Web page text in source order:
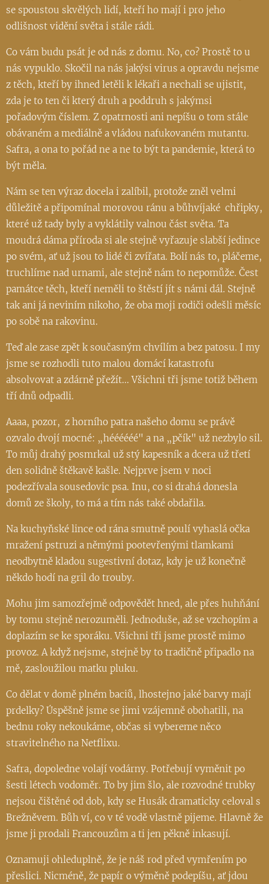
se spoustou skvělých lidí, kteří ho mají i pro jeho
odlišnost vidění světa i stále rádi.
Co vám budu psát je od nás z domu. No, co? Prostě to u
nás vypuklo. Skočil na nás jakýsi virus a opravdu nejsme
z těch, kteří by ihned letěli k lékaři a nechali se ujistit,
zda je to ten či který druh a poddruh s jakýmsi
pořadovým číslem. Z opatrnosti ani nepíšu o tom stále
obávaném a mediálně a vládou nafukovaném mutantu.
Safra, a ona to pořád ne a ne to být ta pandemie, která to
být měla.
Nám se ten výraz docela i zalíbil, protože zněl velmi
důležitě a připomínal morovou ránu a bůhvíjaké chřipky,
které už tady byly a vyklátily valnou část světa. Ta
moudrá dáma příroda si ale stejně vyřazuje slabší jedince
po svém, ať už jsou to lidé či zvířata. Bolí nás to, pláčeme,
truchlíme nad urnami, ale stejně nám to nepomůže. Čest
památce těch, kteří neměli to štěstí jít s námi dál. Stejně
tak ani já neviním nikoho, že oba moji rodiči odešli měsíc
po sobě na rakovinu.
Teď ale zase zpět k současným chvílím a bez patosu. I my
jsme se rozhodli tuto malou domácí katastrofu
absolvovat a zdárně přežít... Všichni tři jsme totiž během
tří dnů odpadli.
Aaaa, pozor, z horního patra našeho domu se právě
ozvalo dvojí mocné: „héééééé" a na „pčík" už nezbylo sil.
To můj drahý posmrkal už stý kapesník a dcera už třetí
den solidně štěkavě kašle. Nejprve jsem v noci
podezřívala sousedovic psa. Inu, co si drahá donesla
domů ze školy, to má a tím nás také obdařila.
Na kuchyňské lince od rána smutně poulí vyhaslá očka
mražení pstruzi a němými pootevřenými tlamkami
neodbytně kladou sugestivní dotaz, kdy je už konečně
někdo hodí na gril do trouby.
Mohu jim samozřejmě odpovědět hned, ale přes huhňání
by tomu stejně nerozuměli. Jednoduše, až se vzchopím a
doplazím se ke sporáku. Všichni tři jsme prostě mimo
provoz. A když nejsme, stejně by to tradičně připadlo na
mě, zasloužilou matku pluku.
Co dělat v domě plném baciů, lhostejno jaké barvy mají
prdelky? Úspěšně jsme se jimi vzájemně obohatili, na
bednu roky nekoukáme, občas si vybereme něco
stravitelného na Netflixu.
Safra, dopoledne volají vodárny. Potřebují vyměnit po
šesti létech vodoměr. To by jim šlo, ale rozvodné trubky
nejsou čištěné od dob, kdy se Husák dramaticky celoval s
Brežněvem. Bůh ví, co v té vodě vlastně pijeme. Hlavně že
jsme ji prodali Francouzům a ti jen pěkně inkasují.
Oznamuji ohleduplně, že je náš rod před vymřením po
přeslici. Nicméně, že papír o výměně podepíšu, ať jdou